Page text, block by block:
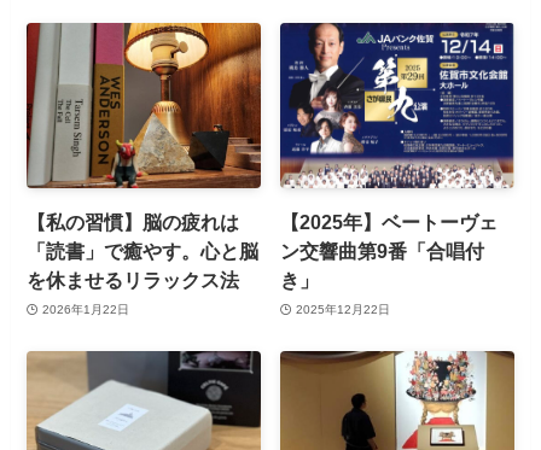
【私の習慣】脳の疲れは
「読書」で癒やす。心と脳
を休ませるリラックス法
2026年1月22日
【2025年】ベートーヴェ
ン交響曲第9番「合唱付
き」
2025年12月22日